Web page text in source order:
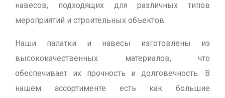
навесов, подходящих для различных типов
мероприятий и строительных объектов.
Наши палатки и навесы изготовлены из
высококачественных материалов, что
обеспечивает их прочность и долговечность. В
нашем ассортименте есть как большие